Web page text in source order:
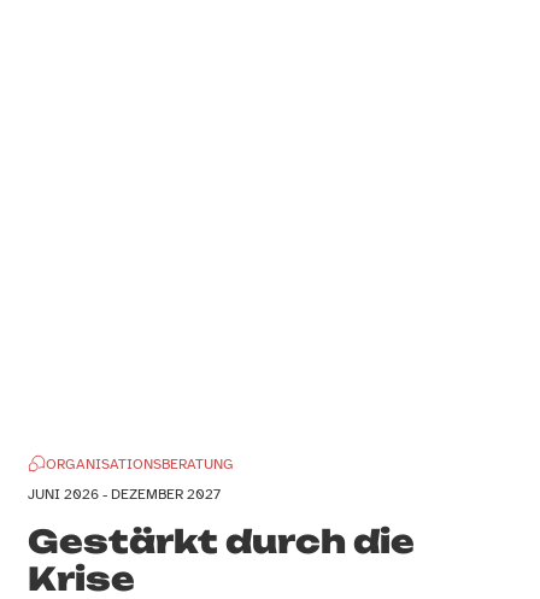
ORGANISATIONSBERATUNG
JUNI 2026 - DEZEMBER 2027
Gestärkt durch die
Krise